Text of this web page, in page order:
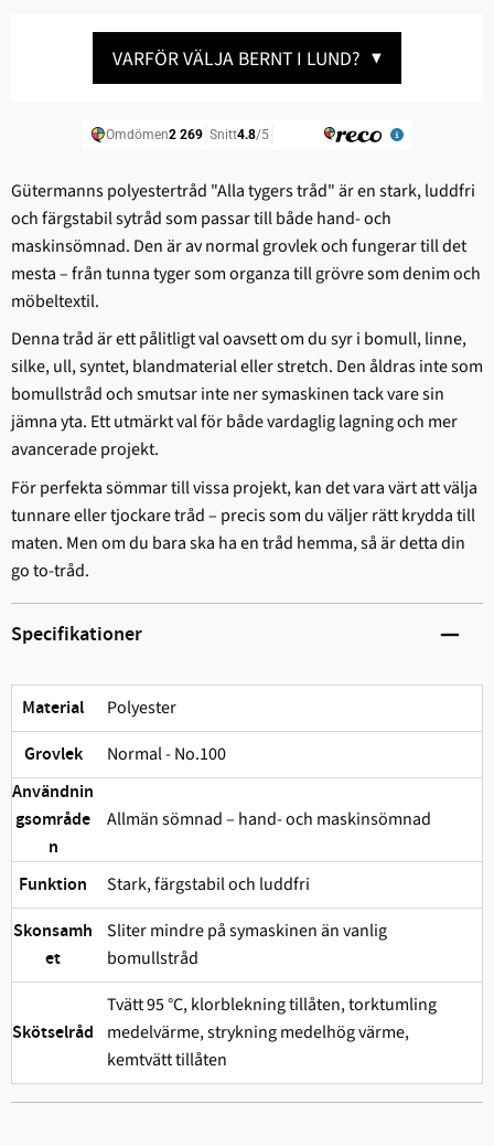
VARFÖR VÄLJA BERNT I LUND? ▼
Gütermanns polyestertråd "Alla tygers tråd" är en stark, ludd­fri
och färgstabil sytråd som passar till både hand- och
maskinsömnad. Den är av normal grovlek och fungerar till det
mesta – från tunna tyger som organza till grövre som denim och
möbeltextil.
Denna tråd är ett pålitligt val oavsett om du syr i bomull, linne,
silke, ull, syntet, blandmaterial eller stretch. Den åldras inte som
bomullstråd och smutsar inte ner symaskinen tack vare sin
jämna yta. Ett utmärkt val för både vardaglig lagning och mer
avancerade projekt.
För perfekta sömmar till vissa projekt, kan det vara värt att välja
tunnare eller tjockare tråd – precis som du väljer rätt krydda till
maten. Men om du bara ska ha en tråd hemma, så är detta din
go to-tråd.
Specifikationer
Material Polyester
Grovlek Normal - No.100
Användnin
gsområde
n
Allmän sömnad – hand- och maskinsömnad
Funktion Stark, färgstabil och ludd­fri
Skonsamh
et
Sliter mindre på symaskinen än vanlig
bomullstråd
Skötselråd
Tvätt 95 °C, klorblekning tillåten, torktumling
medelvärme, strykning medelhög värme,
kemtvätt tillåten